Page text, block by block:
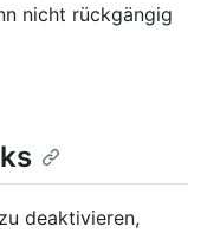
nicht rückgängig
deaktivieren,